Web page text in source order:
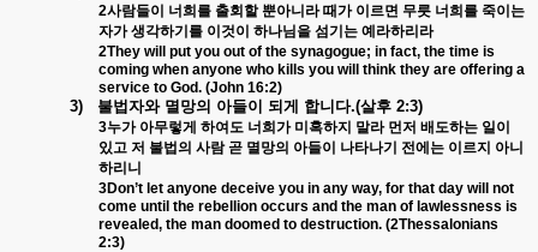
2사람들이 너희를 출회할 뿐아니라 때가 이르면 무릇 너희를 죽이는
자가 생각하기를 이것이 하나님을 섬기는 예라하리라
2They will put you out of the synagogue; in fact, the time is
coming when anyone who kills you will think they are offering a
service to God. (John 16:2)
3) 불법자와 멸망의 아들이 되게 합니다.(살후 2:3)
3누가 아무렇게 하여도 너희가 미혹하지 말라 먼저 배도하는 일이
있고 저 불법의 사람 곧 멸망의 아들이 나타나기 전에는 이르지 아니
하리니
3Don’t let anyone deceive you in any way, for that day will not
come until the rebellion occurs and the man of lawlessness is
revealed, the man doomed to destruction. (2Thessalonians
2:3)